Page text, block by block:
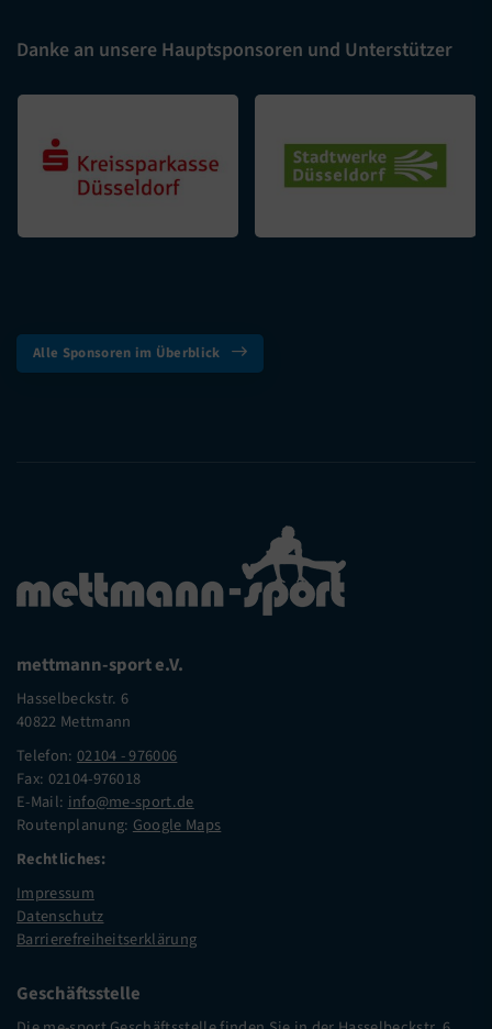
Danke an unsere Hauptsponsoren und Unterstützer
Alle Sponsoren im Überblick
mettmann-sport e.V.
Hasselbeckstr. 6
40822 Mettmann
Telefon: 02104 - 976006
Fax: 02104-976018
E-Mail: info@me-sport.de
Routenplanung: Google Maps
Rechtliches:
Impressum
Datenschutz
Barrierefreiheitserklärung
Geschäftsstelle